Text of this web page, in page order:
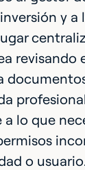
y a
revisando
lo que
o usuario.